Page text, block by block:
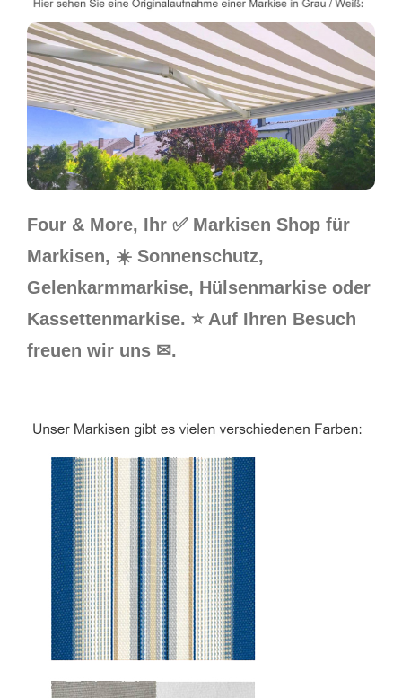
Four & More, Ihr ✅ Markisen Shop für
Markisen, ☀️ Sonnenschutz,
Gelenkarmmarkise, Hülsenmarkise oder
Kassettenmarkise. ⭐ Auf Ihren Besuch
freuen wir uns ✉.